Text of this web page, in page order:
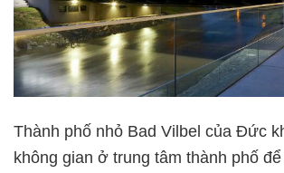
Thành phố nhỏ Bad Vilbel của Đức
không gian ở trung tâm thành phố